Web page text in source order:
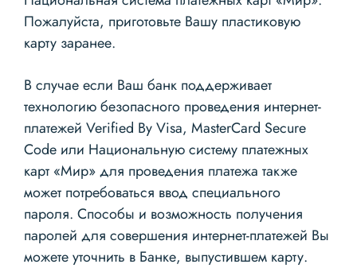
Пожалуйста, приготовьте Вашу пластиковую
карту заранее.
В случае если Ваш банк поддерживает
технологию безопасного проведения интернет-
платежей Verified By Visa, MasterCard Secure
Code или Национальную систему платежных
карт «Мир» для проведения платежа также
может потребоваться ввод специального
пароля. Способы и возможность получения
паролей для совершения интернет-платежей Вы
можете уточнить в Банке, выпустившем карту.